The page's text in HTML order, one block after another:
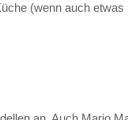
(wenn auch etwas